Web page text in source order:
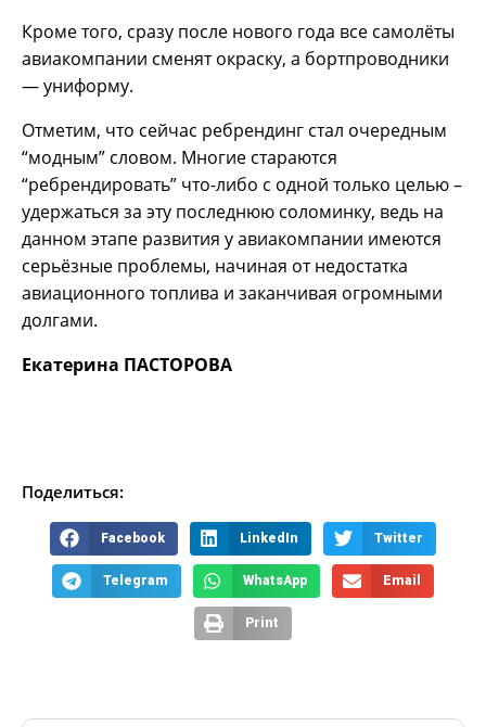
Кроме того, сразу после нового года все самолёты
авиакомпании сменят окраску, а бортпроводники
— униформу.
Отметим, что сейчас ребрендинг стал очередным
“модным” словом. Многие стараются
“ребрендировать” что-либо с одной только целью –
удержаться за эту последнюю соломинку, ведь на
данном этапе развития у авиакомпании имеются
серьёзные проблемы, начиная от недостатка
авиационного топлива и заканчивая огромными
долгами.
Екатерина ПАСТОРОВА
Поделиться:
Facebook LinkedIn Twitter
Telegram WhatsApp Email
Print